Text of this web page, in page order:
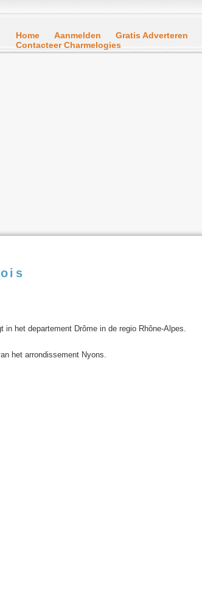
Home Aanmelden Gratis Adverteren
Contacteer Charmelogies
in het departement Drôme in de regio Rhône-Alpes.
het arrondissement Nyons.